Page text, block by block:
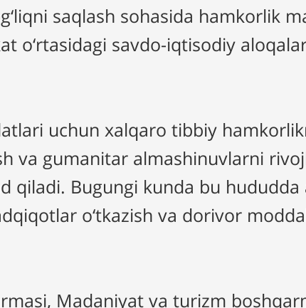
saqlash sohasida hamkorlik
o‘rtasidagi savdo-iqtisodiy
uchun xalqaro tibbiy
va gumanitar almashinuvlarni
qiladi. Bugungi kunda bu hududda
o‘tkazish va dorivor
Madaniyat va turizm